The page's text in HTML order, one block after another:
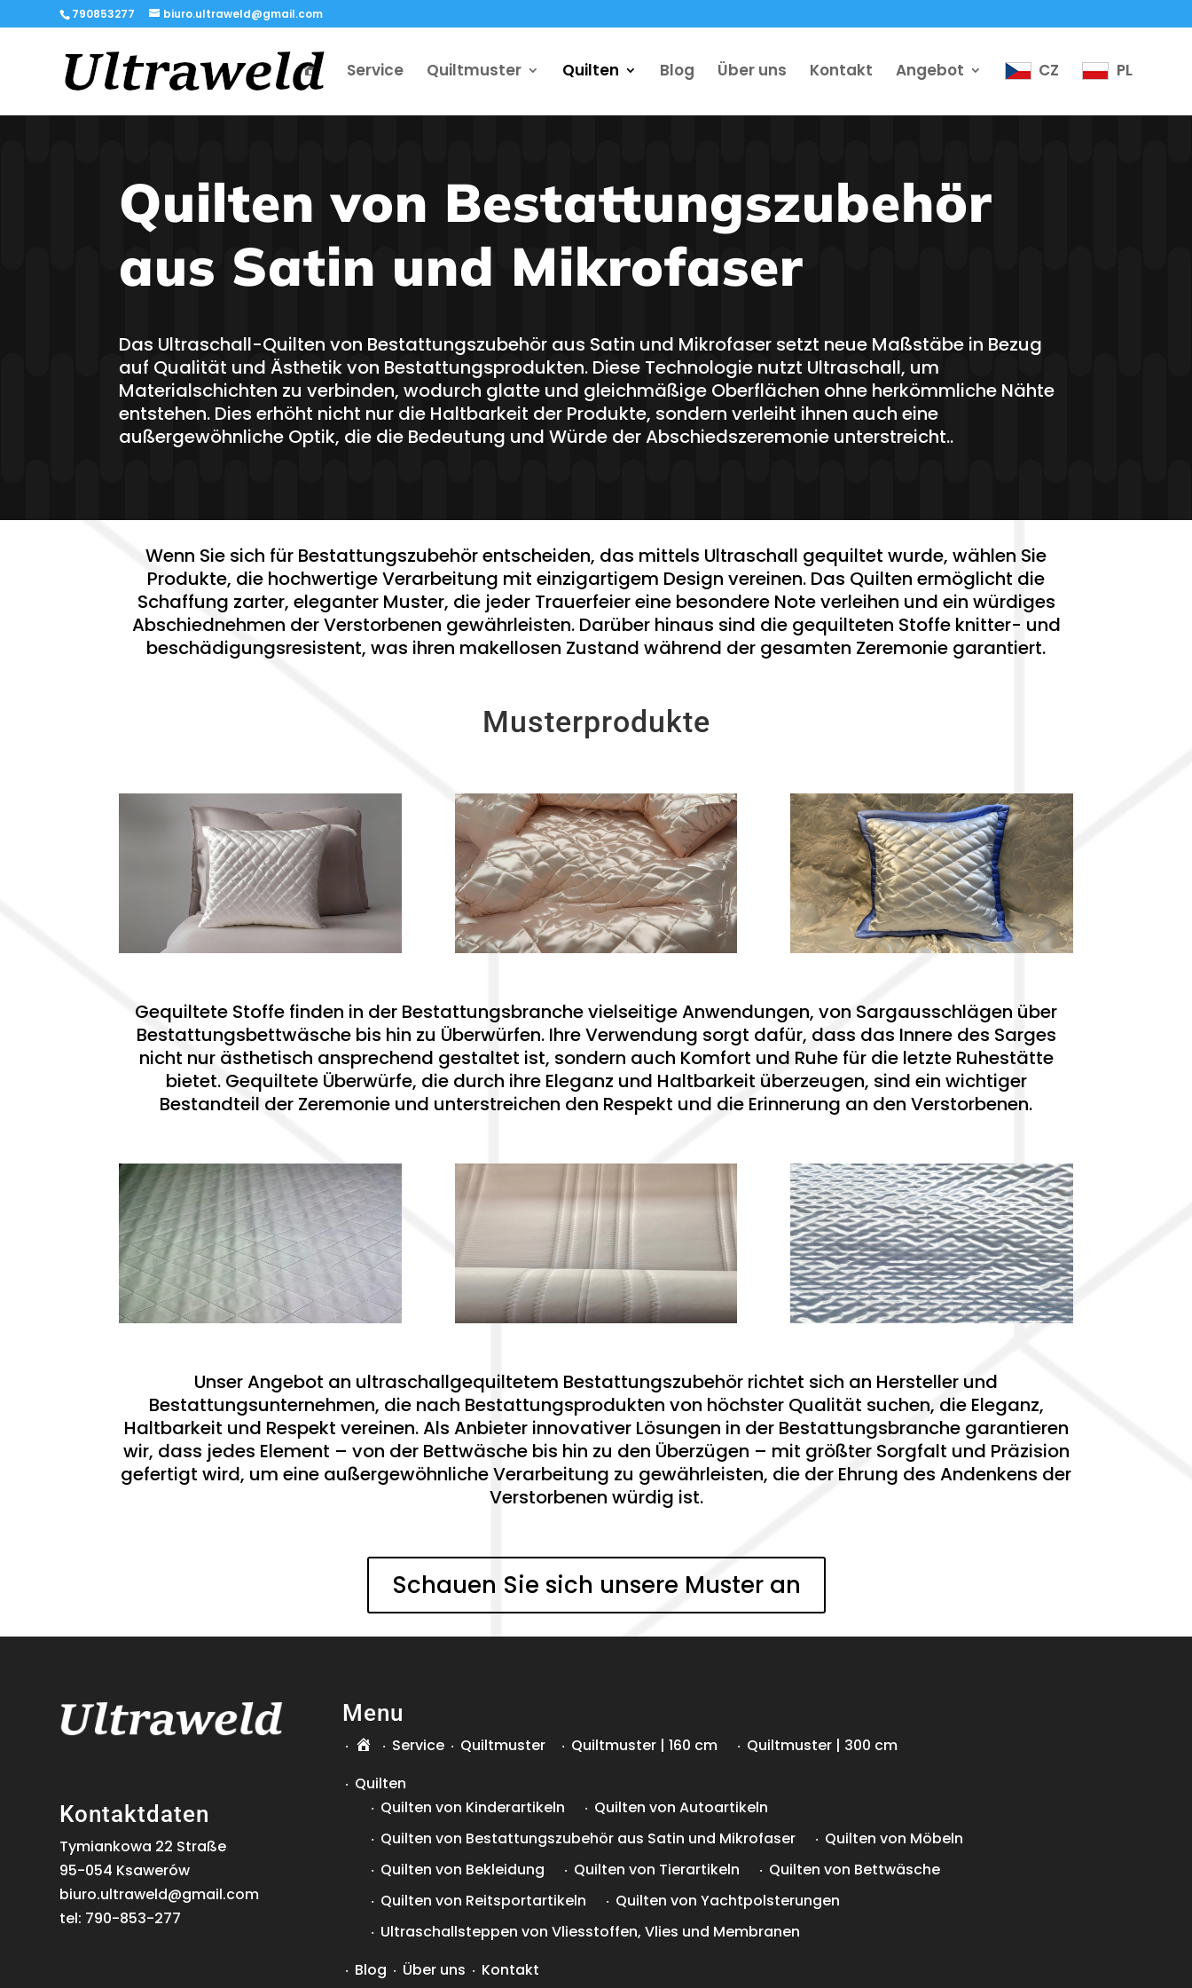
790853277 biuro.ultraweld@gmail.com
Service Quiltmuster Quilten Blog Über uns Kontakt Angebot CZ PL
Quilten von Bestattungszubehör
aus Satin und Mikrofaser
Das Ultraschall-Quilten von Bestattungszubehör aus Satin und Mikrofaser setzt neue Maßstäbe in Bezug
auf Qualität und Ästhetik von Bestattungsprodukten. Diese Technologie nutzt Ultraschall, um
Materialschichten zu verbinden, wodurch glatte und gleichmäßige Oberflächen ohne herkömmliche Nähte
entstehen. Dies erhöht nicht nur die Haltbarkeit der Produkte, sondern verleiht ihnen auch eine
außergewöhnliche Optik, die die Bedeutung und Würde der Abschiedszeremonie unterstreicht..
Wenn Sie sich für Bestattungszubehör entscheiden, das mittels Ultraschall gequiltet wurde, wählen Sie
Produkte, die hochwertige Verarbeitung mit einzigartigem Design vereinen. Das Quilten ermöglicht die
Schaffung zarter, eleganter Muster, die jeder Trauerfeier eine besondere Note verleihen und ein würdiges
Abschiednehmen der Verstorbenen gewährleisten. Darüber hinaus sind die gequilteten Stoffe knitter- und
beschädigungsresistent, was ihren makellosen Zustand während der gesamten Zeremonie garantiert.
Musterprodukte
Gequiltete Stoffe finden in der Bestattungsbranche vielseitige Anwendungen, von Sargausschlägen über
Bestattungsbettwäsche bis hin zu Überwürfen. Ihre Verwendung sorgt dafür, dass das Innere des Sarges
nicht nur ästhetisch ansprechend gestaltet ist, sondern auch Komfort und Ruhe für die letzte Ruhestätte
bietet. Gequiltete Überwürfe, die durch ihre Eleganz und Haltbarkeit überzeugen, sind ein wichtiger
Bestandteil der Zeremonie und unterstreichen den Respekt und die Erinnerung an den Verstorbenen.
Unser Angebot an ultraschallgequiltetem Bestattungszubehör richtet sich an Hersteller und
Bestattungsunternehmen, die nach Bestattungsprodukten von höchster Qualität suchen, die Eleganz,
Haltbarkeit und Respekt vereinen. Als Anbieter innovativer Lösungen in der Bestattungsbranche garantieren
wir, dass jedes Element – von der Bettwäsche bis hin zu den Überzügen – mit größter Sorgfalt und Präzision
gefertigt wird, um eine außergewöhnliche Verarbeitung zu gewährleisten, die der Ehrung des Andenkens der
Verstorbenen würdig ist.
Schauen Sie sich unsere Muster an
Kontaktdaten
Tymiankowa 22 Straße
95-054 Ksawerów
biuro.ultraweld@gmail.com
tel: 790-853-277
Menu
Service Quiltmuster Quiltmuster | 160 cm
Quiltmuster | 300 cm
Quilten
Quilten von Kinderartikeln
Quilten von Autoartikeln
Quilten von Bestattungszubehör aus Satin und Mikrofaser
Quilten von Möbeln
Quilten von Bekleidung
Quilten von Tierartikeln
Quilten von Bettwäsche
Quilten von Reitsportartikeln
Quilten von Yachtpolsterungen
Ultraschallsteppen von Vliesstoffen, Vlies und Membranen
Blog
Über uns Kontakt